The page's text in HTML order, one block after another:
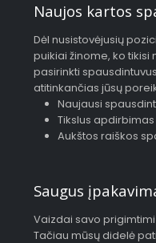
Naujos kartos
Dėl nusistovėjusių
puikiai žinome, ko tikisi
pasirinkti
atitinkančias jūsų
Naujausi
Tikslus apdirbimas
Aukštos raiškos
Saugus
Vaizdai savo
Tačiau mūsų didelė